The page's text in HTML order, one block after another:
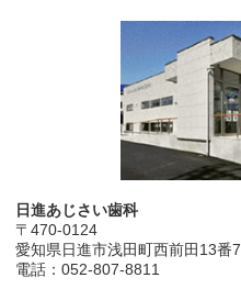
日進あじさい歯科
〒470-0124
愛知県日進市浅田町西前田13番7
電話：052-807-8811